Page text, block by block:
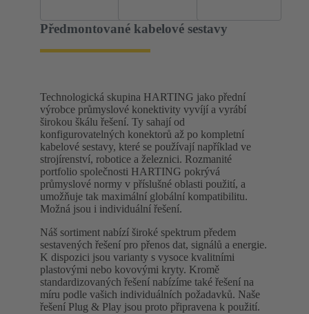
Předmontované kabelové sestavy
Technologická skupina HARTING jako přední
výrobce průmyslové konektivity vyvíjí a vyrábí
širokou škálu řešení. Ty sahají od
konfigurovatelných konektorů až po kompletní
kabelové sestavy, které se používají například ve
strojírenství, robotice a železnici. Rozmanité
portfolio společnosti HARTING pokrývá
průmyslové normy v příslušné oblasti použití, a
umožňuje tak maximální globální kompatibilitu.
Možná jsou i individuální řešení.
Náš sortiment nabízí široké spektrum předem
sestavených řešení pro přenos dat, signálů a energie.
K dispozici jsou varianty s vysoce kvalitními
plastovými nebo kovovými kryty. Kromě
standardizovaných řešení nabízíme také řešení na
míru podle vašich individuálních požadavků. Naše
řešení Plug & Play jsou proto připravena k použití.